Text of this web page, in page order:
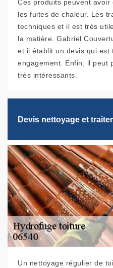
Ces produits peuvent
les fuites de chaleur. Les
techniques et il est très
la matière. Gabriel
et il établit un devis qui est
engagement. Enfin, il peut
très intéressants.
Devis nettoyage et
Un nettoyage régulier de